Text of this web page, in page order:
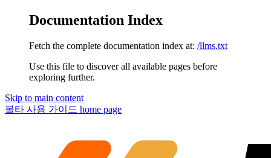
Documentation Index
Fetch the complete documentation index at: /llms.txt
Use this file to discover all available pages before
exploring further.
Skip to main content
볼타 사용 가이드 home page